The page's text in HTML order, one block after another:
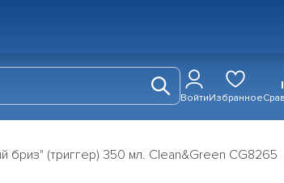
ВойтиИзбранное
бриз" (триггер) 350 мл. Clean&Green CG8265